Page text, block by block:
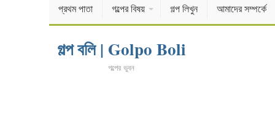
প্রথম পাতা গল্পের বিষয় গল্প লিখুন আমাদের সম্পর্কে
গল্প বলি | Golpo Boli
গল্পের ভুবন